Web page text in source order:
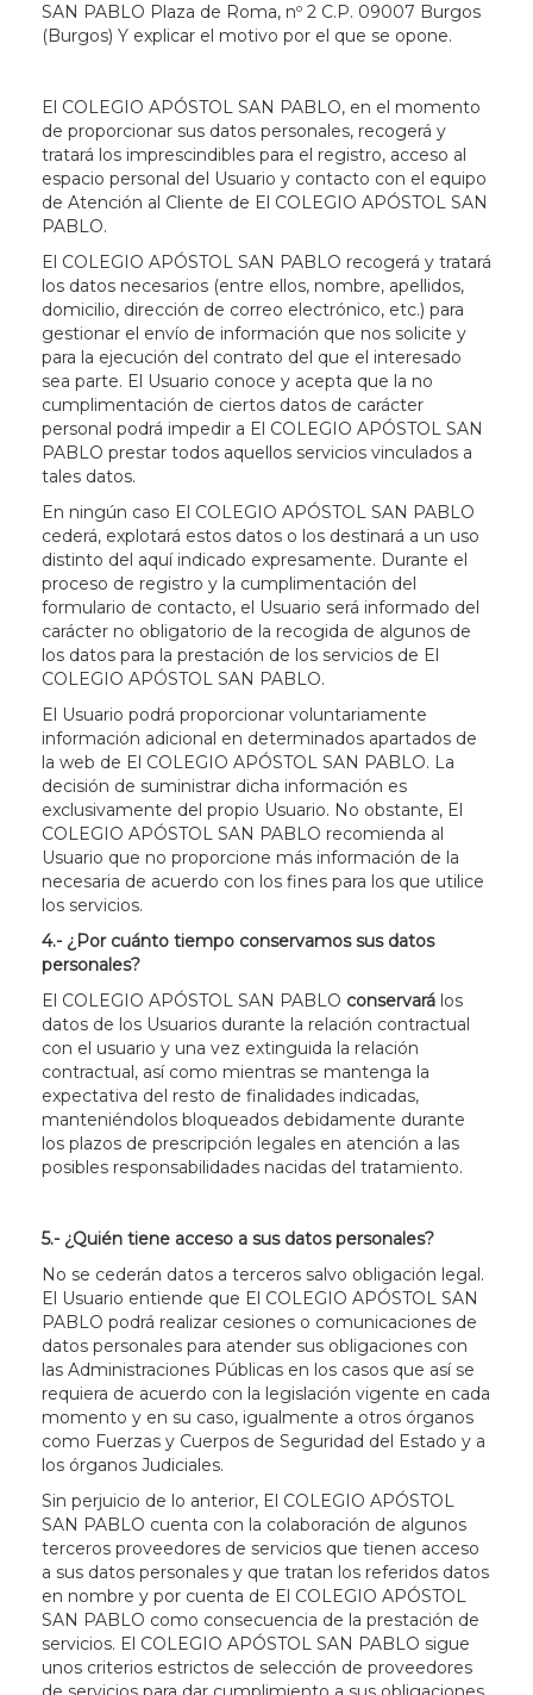
SAN PABLO Plaza de Roma, nº 2 C.P. 09007 Burgos
(Burgos) Y explicar el motivo por el que se opone.
El COLEGIO APÓSTOL SAN PABLO, en el momento
de proporcionar sus datos personales, recogerá y
tratará los imprescindibles para el registro, acceso al
espacio personal del Usuario y contacto con el equipo
de Atención al Cliente de El COLEGIO APÓSTOL SAN
PABLO.
El COLEGIO APÓSTOL SAN PABLO recogerá y tratará
los datos necesarios (entre ellos, nombre, apellidos,
domicilio, dirección de correo electrónico, etc.) para
gestionar el envío de información que nos solicite y
para la ejecución del contrato del que el interesado
sea parte. El Usuario conoce y acepta que la no
cumplimentación de ciertos datos de carácter
personal podrá impedir a El COLEGIO APÓSTOL SAN
PABLO prestar todos aquellos servicios vinculados a
tales datos.
En ningún caso El COLEGIO APÓSTOL SAN PABLO
cederá, explotará estos datos o los destinará a un uso
distinto del aquí indicado expresamente. Durante el
proceso de registro y la cumplimentación del
formulario de contacto, el Usuario será informado del
carácter no obligatorio de la recogida de algunos de
los datos para la prestación de los servicios de El
COLEGIO APÓSTOL SAN PABLO.
El Usuario podrá proporcionar voluntariamente
información adicional en determinados apartados de
la web de El COLEGIO APÓSTOL SAN PABLO. La
decisión de suministrar dicha información es
exclusivamente del propio Usuario. No obstante, El
COLEGIO APÓSTOL SAN PABLO recomienda al
Usuario que no proporcione más información de la
necesaria de acuerdo con los fines para los que utilice
los servicios.
4.- ¿Por cuánto tiempo conservamos sus datos
personales?
El COLEGIO APÓSTOL SAN PABLO conservará los
datos de los Usuarios durante la relación contractual
con el usuario y una vez extinguida la relación
contractual, así como mientras se mantenga la
expectativa del resto de finalidades indicadas,
manteniéndolos bloqueados debidamente durante
los plazos de prescripción legales en atención a las
posibles responsabilidades nacidas del tratamiento.
5.- ¿Quién tiene acceso a sus datos personales?
No se cederán datos a terceros salvo obligación legal.
El Usuario entiende que El COLEGIO APÓSTOL SAN
PABLO podrá realizar cesiones o comunicaciones de
datos personales para atender sus obligaciones con
las Administraciones Públicas en los casos que así se
requiera de acuerdo con la legislación vigente en cada
momento y en su caso, igualmente a otros órganos
como Fuerzas y Cuerpos de Seguridad del Estado y a
los órganos Judiciales.
Sin perjuicio de lo anterior, El COLEGIO APÓSTOL
SAN PABLO cuenta con la colaboración de algunos
terceros proveedores de servicios que tienen acceso
a sus datos personales y que tratan los referidos datos
en nombre y por cuenta de El COLEGIO APÓSTOL
SAN PABLO como consecuencia de la prestación de
servicios. El COLEGIO APÓSTOL SAN PABLO sigue
unos criterios estrictos de selección de proveedores